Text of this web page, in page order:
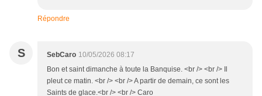
Répondre
S SebCaro 10/05/2026 08:17
Bon et saint dimanche à toute la Banquise. <br /> <br /> Il
pleut ce matin. <br /> <br /> A partir de demain, ce sont les
Saints de glace.<br /> <br /> Caro